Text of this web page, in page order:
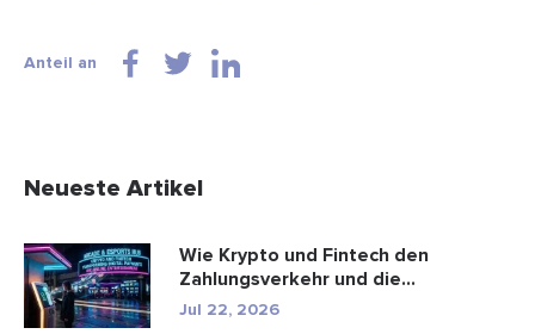
Anteil an
Neueste Artikel
Wie Krypto und Fintech den
Zahlungsverkehr und die
Unterhaltungsbr...
Jul 22, 2026